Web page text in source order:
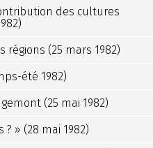
des cultures
régions (25 mars 1982)
été 1982)
(25 mai 1982)
» (28 mai 1982)